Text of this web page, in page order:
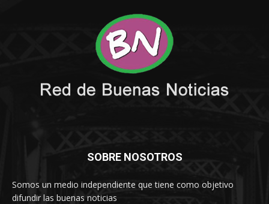
SOBRE NOSOTROS
Somos un medio independiente que tiene como objetivo
difundir las buenas noticias